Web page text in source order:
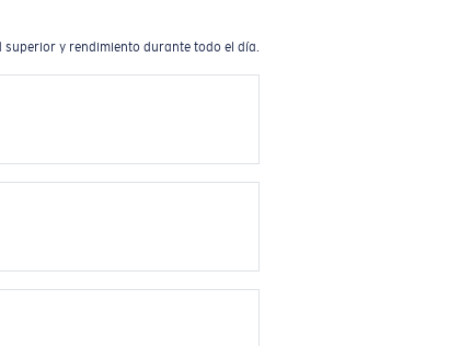
y rendimiento durante todo el día.